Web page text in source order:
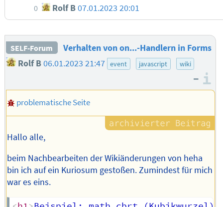
0 Rolf B07.01.2023 20:01
SELF-Forum
Verhalten von on...-Handlern in Forms
Rolf B 06.01.2023 21:47 event javascript wiki
–
problematische Seite
Hallo alle,
beim Nachbearbeiten der Wikiänderungen von heha
bin ich auf ein Kuriosum gestoßen. Zumindest für mich
war es eins.